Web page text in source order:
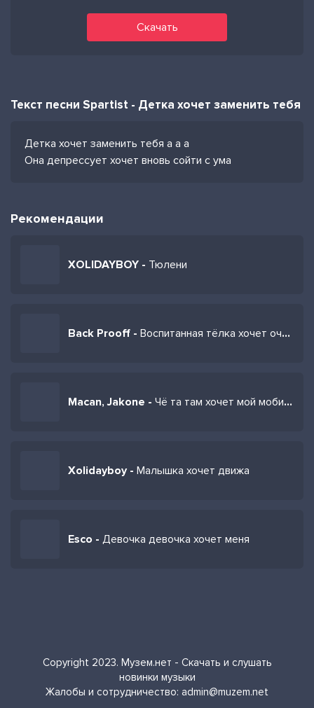
Скачать
Текст песни Spartist - Детка хочет заменить тебя
Детка хочет заменить тебя а а а
Она депрессует хочет вновь сойти с ума
Рекомендации
XOLIDAYBOY - Тюлени
Back Prooff - Воспитанная тёлка хочет очень жёстко
Macan, Jakone - Чё та там хочет мой мобильный ночь за ночу опять
Xolidayboy - Малышка хочет движа
Esco - Девочка девочка хочет меня
Copyright 2023. Музем.нет - Скачать и слушать
новинки музыки
Жалобы и сотрудничество: admin@muzem.net